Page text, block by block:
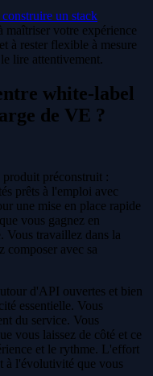
un stack
maîtriser votre expérience
à rester flexible à mesure
lire attentivement.
white-label
de VE ?
préconstruit :
prêts à l'emploi avec
une mise en place rapide
vous gagnez en
Vous travaillez dans la
composer avec sa
d'API ouvertes et bien
essentielle. Vous
du service. Vous
vous laissez de côté et ce
et le rythme. L'effort
à l'évolutivité que vous